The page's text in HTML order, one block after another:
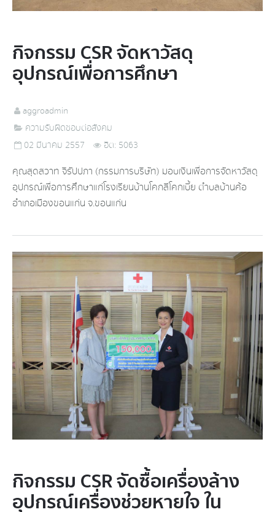
กิจกรรม CSR จัดหาวัสดุ
อุปกรณ์เพื่อการศึกษา
aggroadmin
ความรับผิดชอบต่อสังคม
02 มีนาคม 2557
ฮิต: 5063
คุณสุดสวาท จิรัปปภา (กรรมการบริษัท) มอบเงินเพื่อการจัดหาวัสดุ
อุปกรณ์เพื่อการศึกษาแก่โรงเรียนบ้านโคกสีโคกเบี้ย ตำบลบ้านค้อ
อำเภอเมืองขอนแก่น จ.ขอนแก่น
กิจกรรม CSR จัดซื้อเครื่องล้าง
อุปกรณ์เครื่องช่วยหายใจ ใน